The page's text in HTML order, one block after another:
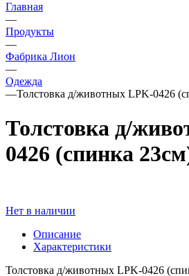
Главная
—
Продукты
—
Фабрика Лион
—
Одежда
—Толстовка д/животных LPK-0426
Толстовка д/
0426 (спинка
Нет в наличии
Описание
Характеристики
Толстовка д/животных LPK-0426